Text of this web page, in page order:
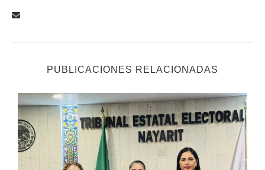
PUBLICACIONES RELACIONADAS